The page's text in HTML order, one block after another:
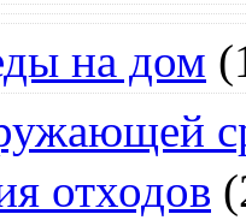
на дом
отходов